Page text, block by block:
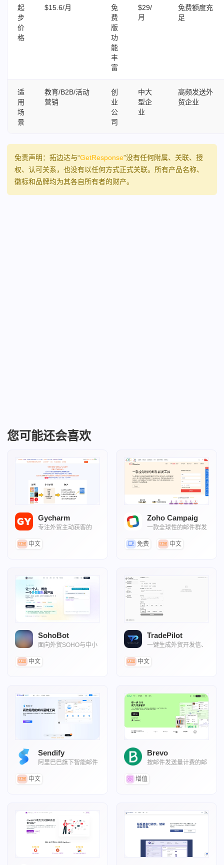
起
步
价
格
$15.6/月
免
费
版
功
能
丰
富
$29/
月
免费额度充
足
适
用
场
景
教育/B2B/活动
营销
创
业
公
司
中大
型企
业
高频发送外
贸企业
免责声明：拓边达与“GetResponse”没有任何附属、关联、授
权、认可关系，也没有以任何方式正式关联。所有产品名称、
徽标和品牌均为其各自所有者的财产。
您可能还会喜欢
Gycharm
专注外贸主动获客的
中文
Zoho Campaig
一款全球性的邮件群发
免费
中文
SohoBot
面向外贸SOHO与中小
中文
TradePilot
一键生成外贸开发信、
中文
Sendify
阿里巴巴旗下智能邮件
中文
Brevo
按邮件发送量计费的邮
增值